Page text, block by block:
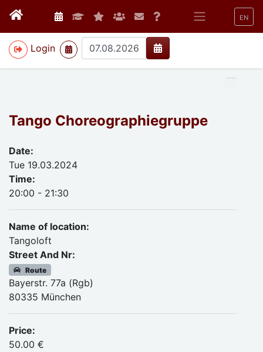
EN
Login
>
Tango Choreographiegruppe
Date:
Tue 19.03.2024
Time:
20:00 - 21:30
Name of location:
Tangoloft
Street And Nr:
Route
Bayerstr. 77a (Rgb)
80335 München
Price:
50.00 €